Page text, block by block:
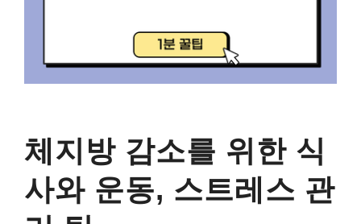
체지방 감소를 위한 식
사와 운동, 스트레스 관